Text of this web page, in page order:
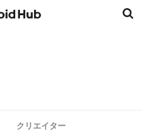
クリエイター